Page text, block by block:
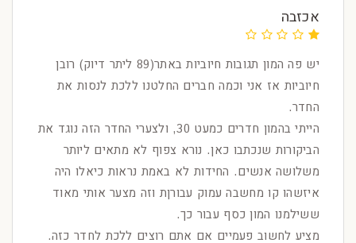
אכזבה
יש פה המון תגובות חיוביות באתר(89 ליתר דיוק) רובן
חיוביות אז אני וכמה חברים החלטנו ללכת לנסות את
החדר.
הייתי בהמון חדרים כמעט 30, ולצערי החדר הזה נוגד את
הביקורות שנכתבו כאן. נורא צפוף לא מתאים ליותר
משלושה אנשים. החידות לא באמת נראות כיאלו היה
איזשהו קו מחשבה עמוק עבורןת וזה מצער אותי מאוד
ששילמנו המון כסף עבור כך.
מציע לחשוב פעמיים אם אתם רוצים ללכת לחדר כזה.